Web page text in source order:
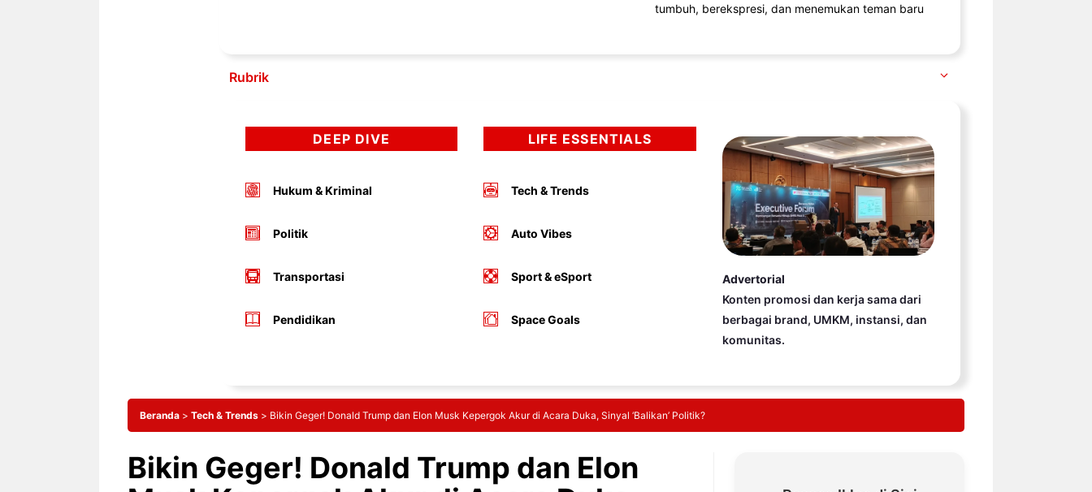
tumbuh, berekspresi, dan menemukan teman baru
Rubrik
DEEP DIVE
Hukum & Kriminal
Politik
Transportasi
Pendidikan
LIFE ESSENTIALS
Tech & Trends
Auto Vibes
Sport & eSport
Space Goals
Advertorial
Konten promosi dan kerja sama dari
berbagai brand, UMKM, instansi, dan
komunitas.
Beranda > Tech & Trends > Bikin Geger! Donald Trump dan Elon Musk Kepergok Akur di Acara Duka, Sinyal ‘Balikan’ Politik?
Bikin Geger! Donald Trump dan Elon